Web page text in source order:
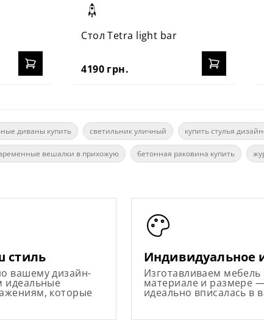
Стол Tetra light bar
4190 грн.
диваны купить светильник уличный купить стулья
вешалки в прихожую бетонная раковина купить
стиль
вашему дизайн-
идеальные
которые
Индивидуальное
Изготавливаем
материале и размере
идеально вписалась в